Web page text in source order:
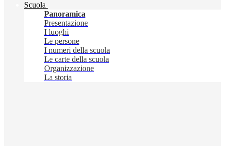
Scuola
Panoramica
Presentazione
I luoghi
Le persone
I numeri della scuola
Le carte della scuola
Organizzazione
La storia